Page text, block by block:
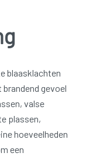
blaasklachten
gevoel
valse
plassen,
hoeveelheden
een